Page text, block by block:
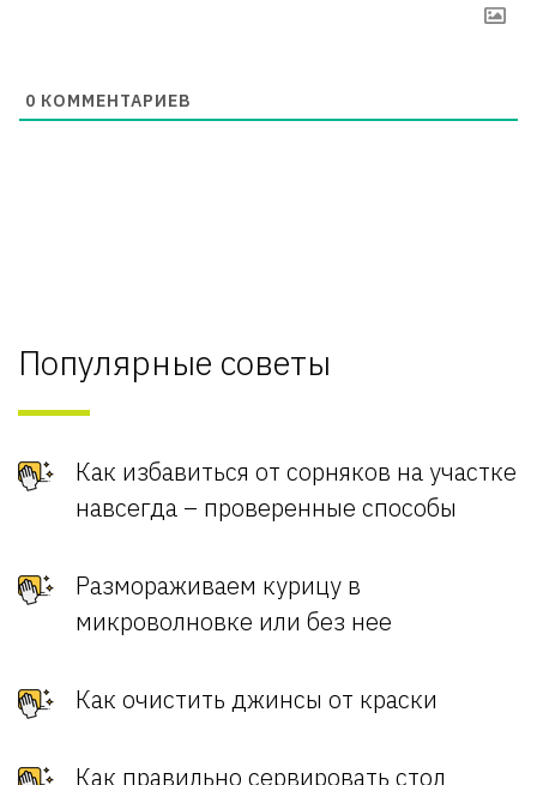
0 КОММЕНТАРИЕВ
Популярные советы
Как избавиться от сорняков на участке
навсегда – проверенные способы
Размораживаем курицу в
микроволновке или без нее
Как очистить джинсы от краски
Как правильно сервировать стол